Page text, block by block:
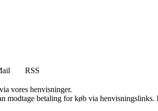
RSS
vores henvisninger.
betaling for køb via